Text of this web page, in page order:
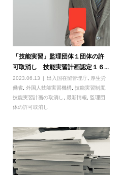
「技能実習」監理団体１団体の許
可取消し 技能実習計画認定１６...
2023.06.13 出入国在留管理庁,
厚生労
働省, 外国人技能実習機構 技能実習制度,
技能実習計画の取消し
最新情報
監理団
体の許可取消し